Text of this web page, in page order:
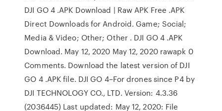
DJI GO 4 .APK Download | Raw APK Free .APK
Direct Downloads for Android. Game; Social;
Media & Video; Other; Other . DJI GO 4 .APK
Download. May 12, 2020 May 12, 2020 rawapk 0
Comments. Download the latest version of DJI
GO 4 .APK file. DJI GO 4–For drones since P4 by
DJI TECHNOLOGY CO., LTD. Version: 4.3.36
(2036445) Last updated: May 12, 2020: File